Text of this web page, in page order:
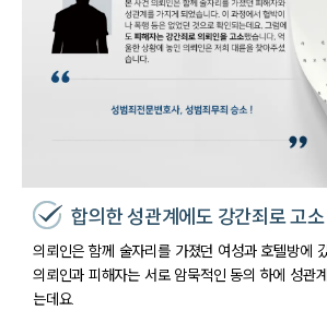
합의한 성관계에도 강간죄로 고
의뢰인은 함께 술자리를 가졌던 여성과 호텔방에
의뢰인과 피해자는 서로 암묵적인 동의 하에 성관
는데요.